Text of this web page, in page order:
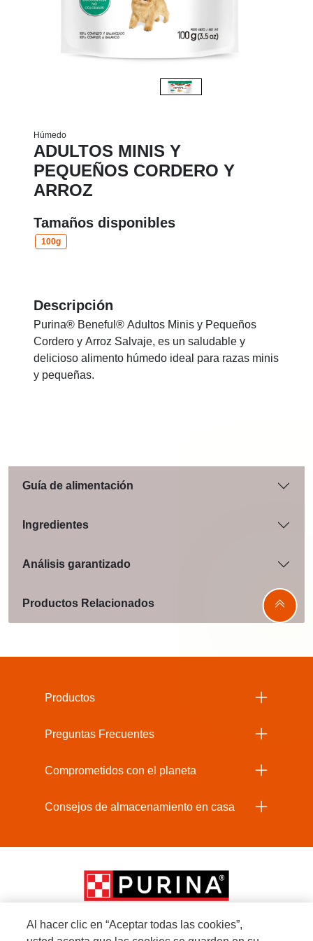
Húmedo
ADULTOS MINIS Y
PEQUEÑOS CORDERO Y
ARROZ
Tamaños disponibles
100g
Descripción
Purina® Beneful® Adultos Minis y Pequeños
Cordero y Arroz Salvaje, es un saludable y
delicioso alimento húmedo ideal para razas minis
y pequeñas.
Guía de alimentación
Ingredientes
Análisis garantizado
Productos Relacionados
Productos
Preguntas Frecuentes
Comprometidos con el planeta
Consejos de almacenamiento en casa
Al hacer clic en “Aceptar todas las cookies”,